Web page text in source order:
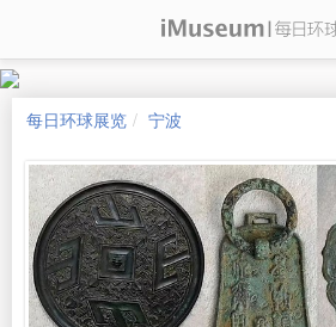
每日环球展览 宁波